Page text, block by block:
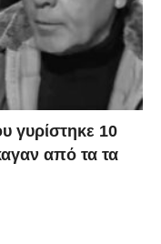
γυρίστηκε 10
από τα τα